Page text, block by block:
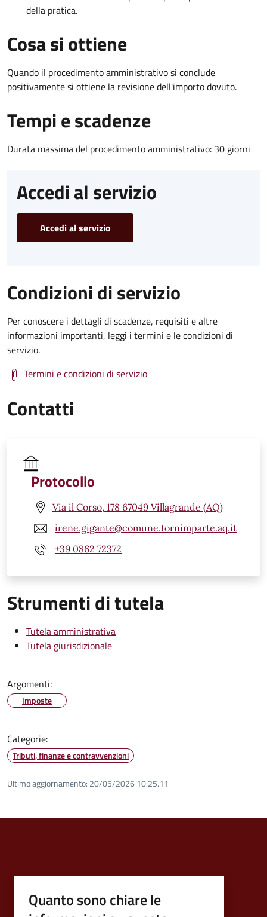
della pratica.
Cosa si ottiene
Quando il procedimento amministrativo si conclude
positivamente si ottiene la revisione dell'importo dovuto.
Tempi e scadenze
Durata massima del procedimento amministrativo: 30 giorni
Accedi al servizio
Accedi al servizio
Condizioni di servizio
Per conoscere i dettagli di scadenze, requisiti e altre
informazioni importanti, leggi i termini e le condizioni di
servizio.
Termini e condizioni di servizio
Contatti
Protocollo
Via il Corso, 178 67049 Villagrande (AQ)
irene.gigante@comune.tornimparte.aq.it
+39 0862 72372
Strumenti di tutela
Tutela amministrativa
Tutela giurisdizionale
Argomenti:
Imposte
Categorie:
Tributi, finanze e contravvenzioni
Ultimo aggiornamento: 20/05/2026 10:25.11
Quanto sono chiare le